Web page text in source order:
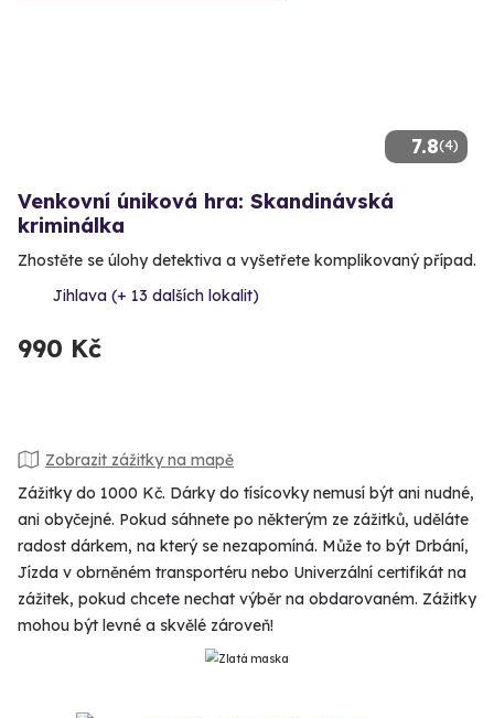
7.8(4)
Venkovní úniková hra: Skandinávská
kriminálka
Zhostěte se úlohy detektiva a vyšetřete komplikovaný případ.
Jihlava (+ 13 dalších lokalit)
990 Kč
Zobrazit zážitky na mapě
Zážitky do 1000 Kč. Dárky do tísícovky nemusí být ani nudné,
ani obyčejné. Pokud sáhnete po některým ze zážitků, uděláte
radost dárkem, na který se nezapomíná. Může to být Drbání,
Jízda v obrněném transportéru nebo Univerzální certifikát na
zážitek, pokud chcete nechat výběr na obdarovaném. Zážitky
mohou být levné a skvělé zároveň!